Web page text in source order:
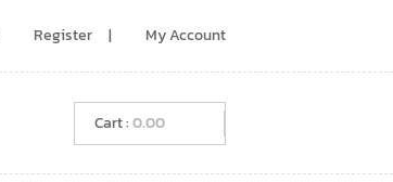
Register My Account
0.00